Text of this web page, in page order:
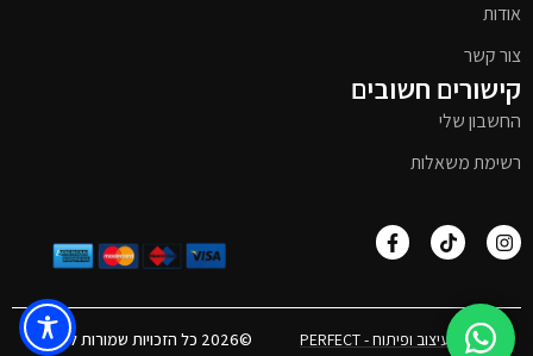
אודות
צור קשר
קישורים חשובים
החשבון שלי
רשימת משאלות
אפיון, עיצוב ופיתוח - PERFECT
©2026 כל הזכויות שמורות לטימבר